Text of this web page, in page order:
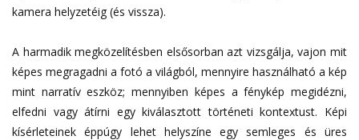
kamera helyzetéig (és vissza).
A harmadik megközelítésben elsősorban azt vizsgálja, vajon mit
képes megragadni a fotó a világból, mennyire használható a kép
mint narratív eszköz; mennyiben képes a fénykép megidézni,
elfedni vagy átírni egy kiválasztott történeti kontextust. Képi
kísérleteinek éppúgy lehet helyszíne egy semleges és üres